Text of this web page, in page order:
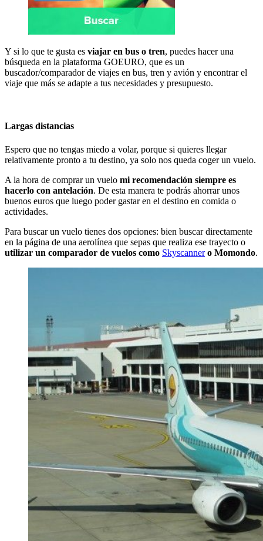
Y si lo que te gusta es viajar en bus o tren, puedes hacer una
búsqueda en la plataforma GOEURO, que es un
buscador/comparador de viajes en bus, tren y avión y encontrar el
viaje que más se adapte a tus necesidades y presupuesto.
Largas distancias
Espero que no tengas miedo a volar, porque si quieres llegar
relativamente pronto a tu destino, ya solo nos queda coger un vuelo.
A la hora de comprar un vuelo mi recomendación siempre es
hacerlo con antelación. De esta manera te podrás ahorrar unos
buenos euros que luego poder gastar en el destino en comida o
actividades.
Para buscar un vuelo tienes dos opciones: bien buscar directamente
en la página de una aerolínea que sepas que realiza ese trayecto o
utilizar un comparador de vuelos como Skyscannero Momondo.